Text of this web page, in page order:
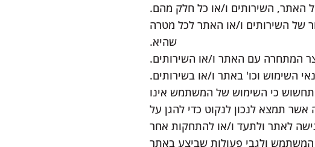
האתר, השירותים ו/או כל חלק מהם.
של השירותים ו/או האתר לכל מטרה
שהיא.
המתחרה עם האתר ו/או השירותים.
השימוש וכו' באתר ו/או בשירותים.
כי השימוש של המשתמש אינו
תמצא לנכון לנקוט כדי להגן על
לאתר ולתעד ו/או להתחקות אחר
ולגבי פעולות שביצע באתר